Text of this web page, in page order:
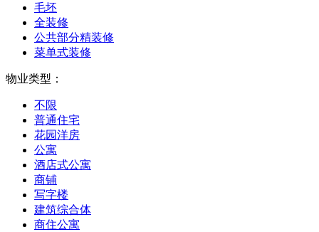
毛坯
全装修
公共部分精装修
菜单式装修
物业类型：
不限
普通住宅
花园洋房
公寓
酒店式公寓
商铺
写字楼
建筑综合体
商住公寓